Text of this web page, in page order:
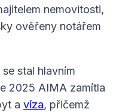
nemovitosti,
ověřeny notářem
stal hlavním
2025 AIMA zamítla
a víza, přičemž